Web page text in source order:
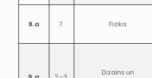
8.a 7. Fizika
Dizains un